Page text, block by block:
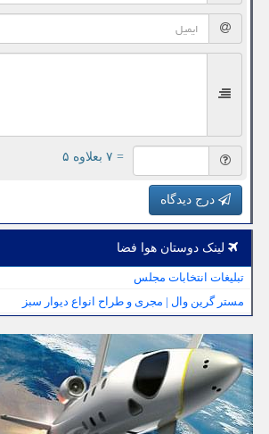
= ۷ بعلاوه ۵
درج دیدگاه
لینک دوستان هوا فضا
تبلیغات انتخابات مجلس
مستر گرین وال | مجری و طراح انواع دیوار سبز